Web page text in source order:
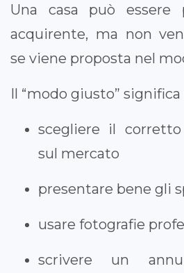
Una casa può
acquirente, ma non
se viene proposta nel
Il “modo giusto”
scegliere il
sul mercato
presentare bene gli
usare fotografie
scrivere un